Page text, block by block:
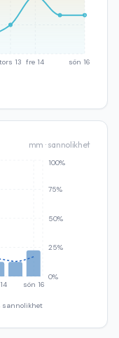
tors 13 fre 14 sön 16
mm · sannolikhet
sön 16
0%
25%
50%
75%
100%
sannolikhet